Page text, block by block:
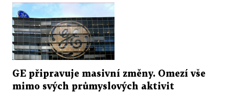
GE připravuje masivní změny. Omezí vše
mimo svých průmyslových aktivit